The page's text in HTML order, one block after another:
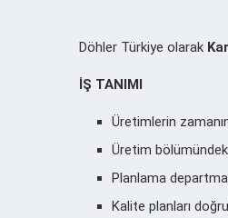
Döhler Türkiye olarak
İŞ TANIMI
Üretimlerin
Üretim
Planlama
Kalite planları